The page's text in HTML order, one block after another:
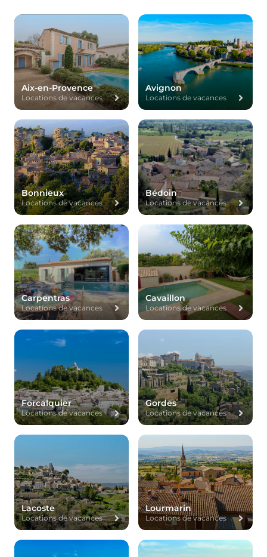
Aix-en-Provence
Locations de vacances
Avignon
Locations de vacances
Bonnieux
Locations de vacances
Bédoin
Locations de vacances
Carpentras
Locations de vacances
Cavaillon
Locations de vacances
Forcalquier
Locations de vacances
Gordes
Locations de vacances
Lacoste
Locations de vacances
Lourmarin
Locations de vacances